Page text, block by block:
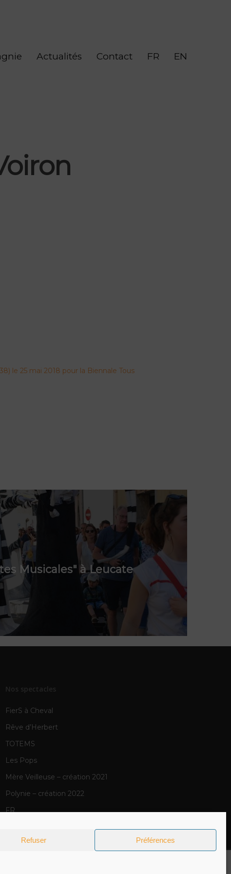
Refuser Préférences
Actualités Contact FR EN
le 25 mai 2018 pour la Biennale Tous
Musicales" à Leucate
Nos spectacles
FierS à Cheval
Rêve d’Herbert
TOTEMS
Les Pops
Mère Veilleuse – création 2021
Polynie – création 2022
FR